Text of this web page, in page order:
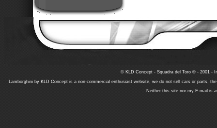
© KLD Concept - Squadra del Toro © - 2001 -
Lamborghini by KLD Concept is a non-commercial enthusiast website, we do not sell cars or parts,
Neither this site nor my E-mail is